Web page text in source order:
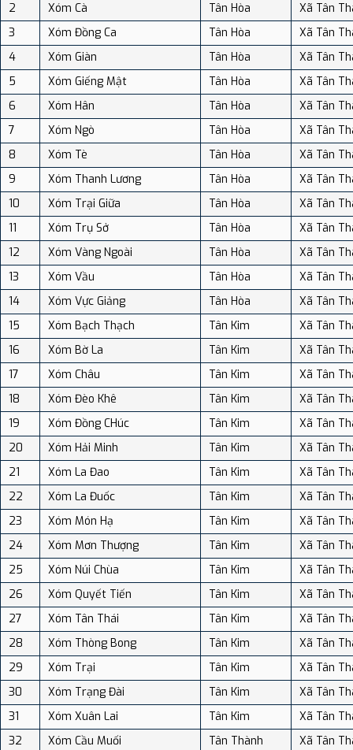
2
Xóm Cà Tân Hòa
Xã Tân
3
Xóm Đồng Ca Tân Hòa
Xã Tân
4
Xóm Giàn Tân Hòa
Xã Tân
5
Xóm Giếng Mật Tân Hòa
Xã Tân
6
Xóm Hân Tân Hòa
Xã Tân
7
Xóm Ngò Tân Hòa
Xã Tân
8
Xóm Tè Tân Hòa
Xã Tân
9
Xóm Thanh Lương Tân Hòa
Xã Tân
10
Xóm Trại Giữa Tân Hòa
Xã Tân
11
Xóm Trụ Sở Tân Hòa
Xã Tân
12
Xóm Vàng Ngoài Tân Hòa
Xã Tân
13
Xóm Vầu Tân Hòa
Xã Tân
14
Xóm Vực Giảng Tân Hòa
Xã Tân
15
Xóm Bạch Thạch Tân Kim
Xã Tân
16
Xóm Bờ La Tân Kim
Xã Tân
17
Xóm Châu Tân Kim
Xã Tân
18
Xóm Đèo Khê Tân Kim
Xã Tân
19
Xóm Đồng CHúc Tân Kim
Xã Tân
20
Xóm Hải Minh Tân Kim
Xã Tân
21
Xóm La Đao Tân Kim
Xã Tân
22
Xóm La Đuốc Tân Kim
Xã Tân
23
Xóm Món Hạ Tân Kim
Xã Tân
24
Xóm Mơn Thượng Tân Kim
Xã Tân
25
Xóm Núi Chùa Tân Kim
Xã Tân
26
Xóm Quyết Tiến Tân Kim
Xã Tân
27
Xóm Tân Thái Tân Kim
Xã Tân
28
Xóm Thòng Bong Tân Kim
Xã Tân
29
Xóm Trại Tân Kim
Xã Tân
30
Xóm Trạng Đài Tân Kim
Xã Tân
31
Xóm Xuân Lai Tân Kim
Xã Tân
32
Xóm Cầu Muối Tân Thành
Xã Tân